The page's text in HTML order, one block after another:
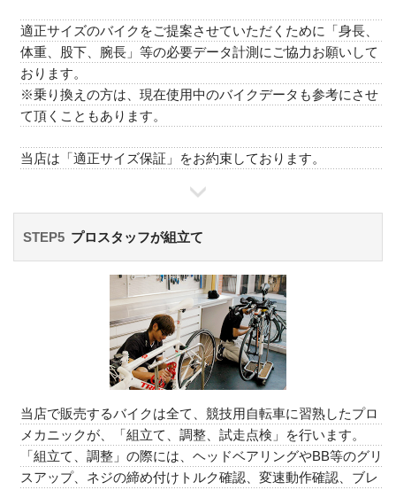
適正サイズのバイクをご提案させていただくために「身長、
体重、股下、腕長」等の必要データ計測にご協力お願いして
おります。
※乗り換えの方は、現在使用中のバイクデータも参考にさせ
て頂くこともあります。
当店は「適正サイズ保証」をお約束しております。
STEP5 プロスタッフが組立て
当店で販売するバイクは全て、競技用自転車に習熟したプロ
メカニックが、「組立て、調整、試走点検」を行います。
「組立て、調整」の際には、ヘッドベアリングやBB等のグリ
スアップ、ネジの締め付けトルク確認、変速動作確認、ブレ